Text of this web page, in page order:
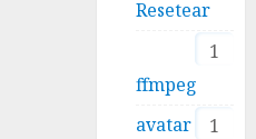
Resetear
1
ffmpeg
1
avatar